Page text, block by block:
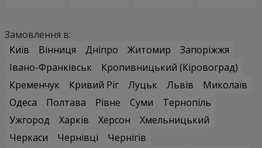
Замовлення в:
Київ
Вінниця Дніпро Житомир
Запоріжжя
Івано-Франківськ
Кропивницький (Кіровоград)
Кременчук
Кривий Ріг Луцьк Львів
Миколаїв
Одеса
Полтава Рівне Суми
Тернопіль
Ужгород
Харків Херсон
Хмельницький
Черкаси
Чернівці
Чернігів